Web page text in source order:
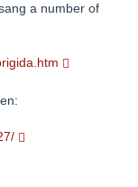
a number of